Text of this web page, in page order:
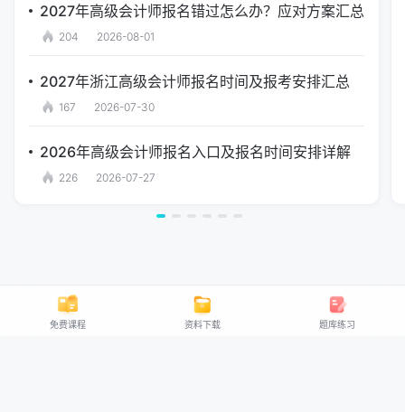
2027年高级会计师报名错过怎么办？应对方案汇总
204 2026-08-01
2027年浙江高级会计师报名时间及报考安排汇总
167 2026-07-30
2026年高级会计师报名入口及报名时间安排详解
226 2026-07-27
免费课程 资料下载 题库练习